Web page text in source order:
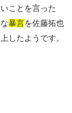
ことを言った
暴言を佐藤拓也
したようです。